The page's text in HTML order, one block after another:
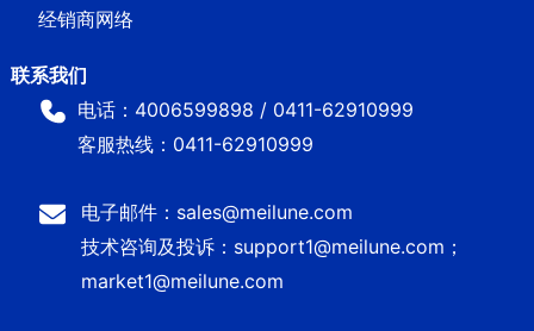
经销商网络
电话：4006599898 / 0411-62910999
客服热线：0411-62910999
电子邮件：sales@meilune.com
技术咨询及投诉：support1@meilune.com；
market1@meilune.com